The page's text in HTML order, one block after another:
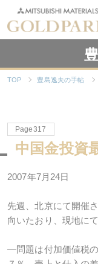
TOP 豊島逸夫の手帖
Page317
中国金投資
2007年7月24日
先週、北京にて開催
向いたおり、現地に
―問題は付加価値税